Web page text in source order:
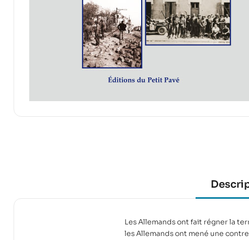
Les Allemands ont fait régner la
les Allemands ont mené une